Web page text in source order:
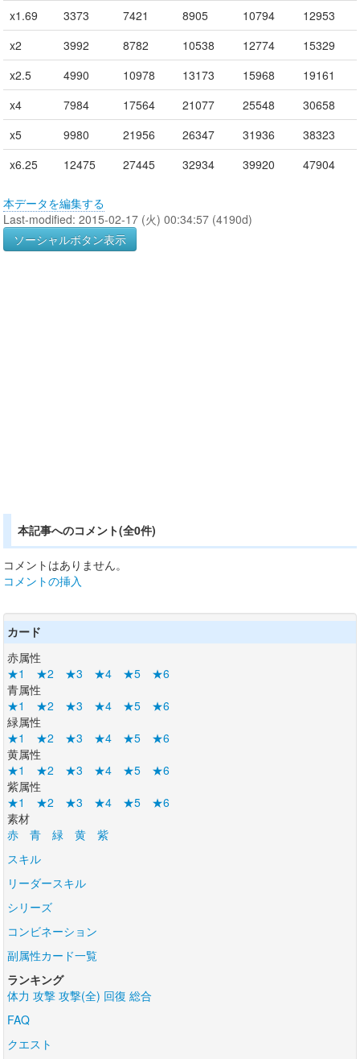
x1.69 3373 7421 8905 10794
12953
x2
3992 8782 10538 12774
15329
x2.5
4990 10978 13173 15968
19161
x4
7984 17564 21077 25548
30658
x5
9980 21956 26347 31936
38323
x6.25
12475 27445 32934 39920 47904
本データを編集する
Last-modified: 2015-02-17 (火) 00:34:57 (4190d)
ソーシャルボタン表示
本記事へのコメント(全0件)
コメントはありません。
コメントの挿入
カード
赤属性
★1
★2 ★3 ★4 ★5
★6
青属性
★1
★2 ★3 ★4 ★5
★6
緑属性
★1
★2 ★3 ★4 ★5
★6
黄属性
★1
★2 ★3 ★4 ★5
★6
紫属性
★1
★2 ★3 ★4 ★5
★6
素材
赤
青 緑 黄
紫
スキル
リーダースキル
シリーズ
コンビネーション
副属性カード一覧
ランキング
体力 攻撃 攻撃(全) 回復 総合
FAQ
クエスト